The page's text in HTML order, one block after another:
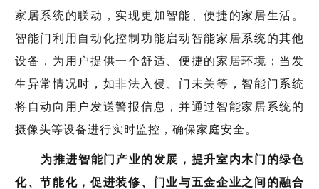
家居系统的联动，实现更加智能、便捷的家居生活。
智能门利用自动化控制功能启动智能家居系统的其他
设备，为用户提供一个舒适、便捷的家居环境；当发
生异常情况时，如非法入侵、门未关等，智能门系统
将自动向用户发送警报信息，并通过智能家居系统的
摄像头等设备进行实时监控，确保家庭安全。
为推进智能门产业的发展，提升室内木门的绿色
化、节能化，促进装修、门业与五金企业之间的融合